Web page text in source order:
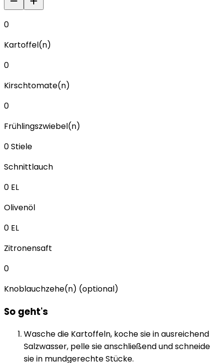
0
Kartoffel(n)
0
Kirschtomate(n)
0
Frühlingszwiebel(n)
0Stiele
Schnittlauch
0 EL
Olivenöl
0 EL
Zitronensaft
0
Knoblauchzehe(n) (optional)
So geht's
Wasche die Kartoffeln, koche sie in ausreichend
Salzwasser, pelle sie anschließend und schneide
sie in mundgerechte Stücke.